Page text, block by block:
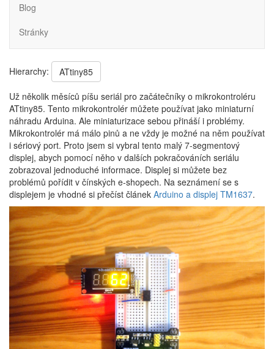
Blog
Stránky
Hierarchy:
ATtiny85
Už několik měsíců píšu seriál pro začátečníky o mikrokontroléru
ATtiny85. Tento mikrokontrolér můžete používat jako miniaturní
náhradu Arduina. Ale miniaturizace sebou přináší i problémy.
Mikrokontrolér má málo pinů a ne vždy je možné na něm používat
i sériový port. Proto jsem si vybral tento malý 7-segmentový
displej, abych pomocí něho v dalších pokračováních seriálu
zobrazoval jednoduché informace. Displej si můžete bez
problémů pořídit v čínských e-shopech. Na seznámení se s
displejem je vhodné si přečíst článek Arduino a displej TM1637.